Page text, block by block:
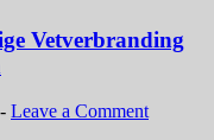
Vetverbranding
- Leave a Comment